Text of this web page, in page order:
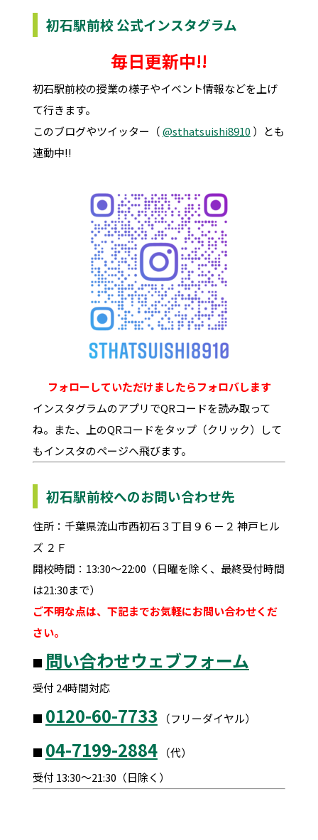
初石駅前校 公式インスタグラム
毎日更新中!!
初石駅前校の授業の様子やイベント情報などを上げ
て行きます。
このブログやツイッター（@sthatsuishi8910 ）とも
連動中!!
フォローしていただけましたらフォロバします
インスタグラムのアプリでQRコードを読み取って
ね。また、上のQRコードをタップ（クリック）して
もインスタのページへ飛びます。
初石駅前校へのお問い合わせ先
住所：千葉県流山市西初石３丁目９６－２ 神戸ヒル
ズ ２Ｆ
開校時間：13:30～22:00（日曜を除く、最終受付時間
は21:30まで）
ご不明な点は、下記までお気軽にお問い合わせくだ
さい。
■ 問い合わせウェブフォーム
受付 24時間対応
■ 0120-60-7733 （フリーダイヤル）
■ 04-7199-2884（代）
受付 13:30～21:30（日除く）